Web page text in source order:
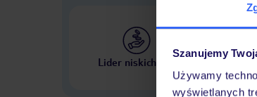
Szanujemy
Używamy
wyświetlanych
Lider niskich cen